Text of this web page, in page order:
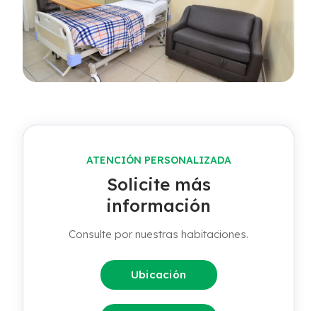
ATENCIÓN PERSONALIZADA
Solicite más
información
Consulte por nuestras habitaciones.
Ubicación